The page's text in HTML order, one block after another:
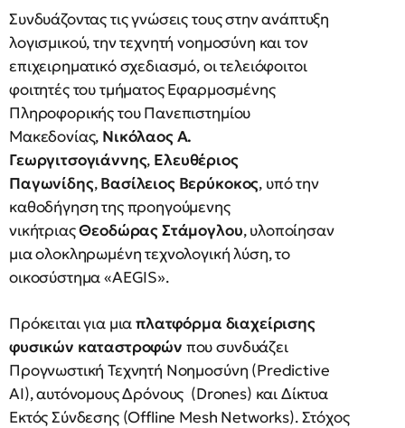
Συνδυάζοντας τις γνώσεις τους στην ανάπτυξη
λογισμικού, την τεχνητή νοημοσύνη και τον
επιχειρηματικό σχεδιασμό, οι τελειόφοιτοι
φοιτητές του τμήματος Εφαρμοσμένης
Πληροφορικής του Πανεπιστημίου
Μακεδονίας, Νικόλαος Α.
Γεωργιτσογιάννης, Ελευθέριος
Παγωνίδης,Βασίλειος Βερύκοκος, υπό την
καθοδήγηση της προηγούμενης
νικήτριαςΘεοδώρας Στάμογλου, υλοποίησαν
μια ολοκληρωμένη τεχνολογική λύση, το
οικοσύστημα «AEGIS».
Πρόκειται για μιαπλατφόρμα διαχείρισης
φυσικών καταστροφών που συνδυάζει
Προγνωστική Τεχνητή Νοημοσύνη (Predictive
AI), αυτόνομους Δρόνους (Drones) και Δίκτυα
Εκτός Σύνδεσης (Offline Mesh Networks). Στόχος